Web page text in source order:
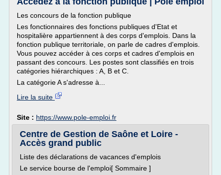
Les concours de la fonction publique
Les fonctionnaires des fonctions publiques d'Etat et
hospitalière appartiennent à des corps d'emplois. Dans la
fonction publique territoriale, on parle de cadres d'emplois.
Vous pouvez accéder à ces corps et cadres d'emplois en
passant des concours. Les postes sont classifiés en trois
catégories hiérarchiques : A, B et C.
La catégorie A s'adresse à...
Lire la suite
Site : https://www.pole-emploi.fr
Centre de Gestion de Saône et Loire -
Accès grand public
Liste des déclarations de vacances d'emplois
Le service bourse de l'emploi[ Sommaire ]